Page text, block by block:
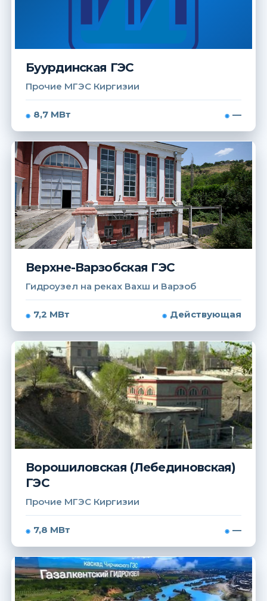
Буурдинская ГЭС
Прочие МГЭС Киргизии
8,7 МВт —
Верхне-Варзобская ГЭС
Гидроузел на реках Вахш и Варзоб
7,2 МВт Действующая
Ворошиловская (Лебединовская)
ГЭС
Прочие МГЭС Киргизии
7,8 МВт —